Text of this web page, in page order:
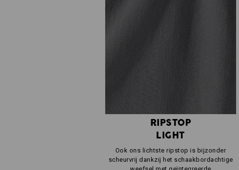
RIPSTOP
LIGHT
Ook ons lichtste ripstop is bijzonder
scheurvrij dankzij het schaakbordachtige